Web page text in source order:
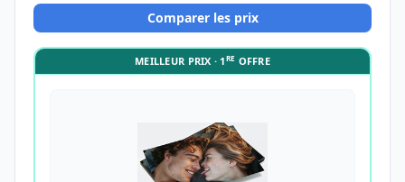
Comparer les prix
MEILLEUR PRIX · 1RE OFFRE